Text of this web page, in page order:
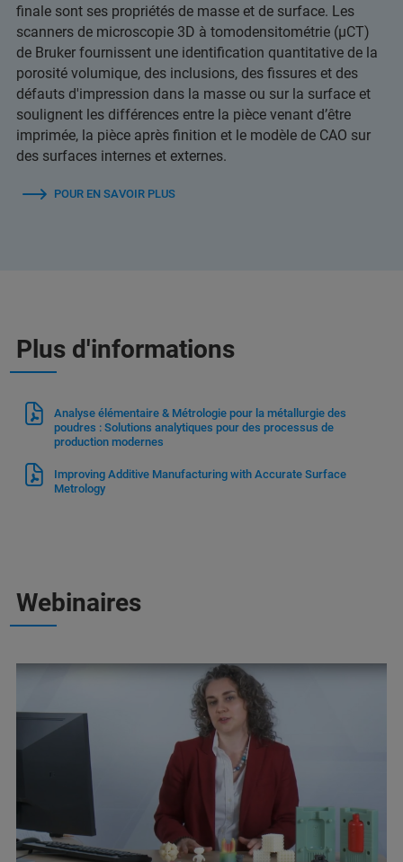
finale sont ses propriétés de masse et de surface. Les
scanners de microscopie 3D à tomodensitométrie (µCT)
de Bruker fournissent une identification quantitative de la
porosité volumique, des inclusions, des fissures et des
défauts d'impression dans la masse ou sur la surface et
soulignent les différences entre la pièce venant d’être
imprimée, la pièce après finition et le modèle de CAO sur
des surfaces internes et externes.
POUR EN SAVOIR PLUS
Plus d'informations
Analyse élémentaire & Métrologie pour la métallurgie des
poudres : Solutions analytiques pour des processus de
production modernes
Improving Additive Manufacturing with Accurate Surface
Metrology
Webinaires